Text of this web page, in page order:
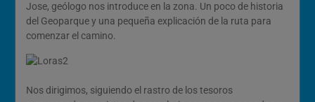
Jose, geólogo nos introduce en la zona. Un poco de historia
del Geoparque y una pequeña explicación de la ruta para
comenzar el camino.
Nos dirigimos, siguiendo el rastro de los tesoros